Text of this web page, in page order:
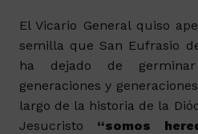
El Vicario General quiso
semilla que San Eufrasio
ha dejado de
generaciones y
largo de la historia de la
Jesucristo “somos